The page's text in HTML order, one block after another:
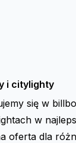
i citylighty
się w
w
oferta dla